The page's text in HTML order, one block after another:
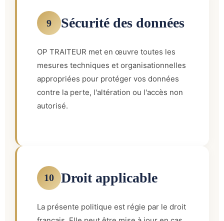
9 Sécurité des données
OP TRAITEUR met en œuvre toutes les
mesures techniques et organisationnelles
appropriées pour protéger vos données
contre la perte, l'altération ou l'accès non
autorisé.
10 Droit applicable
La présente politique est régie par le droit